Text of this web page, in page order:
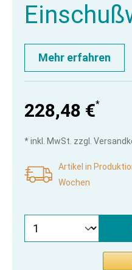
Mehr erfahren
228,48 €*
* inkl. MwSt. zzgl.
Artikel in
Wochen